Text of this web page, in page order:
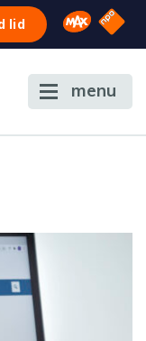
lid Omroep
NPO
menu